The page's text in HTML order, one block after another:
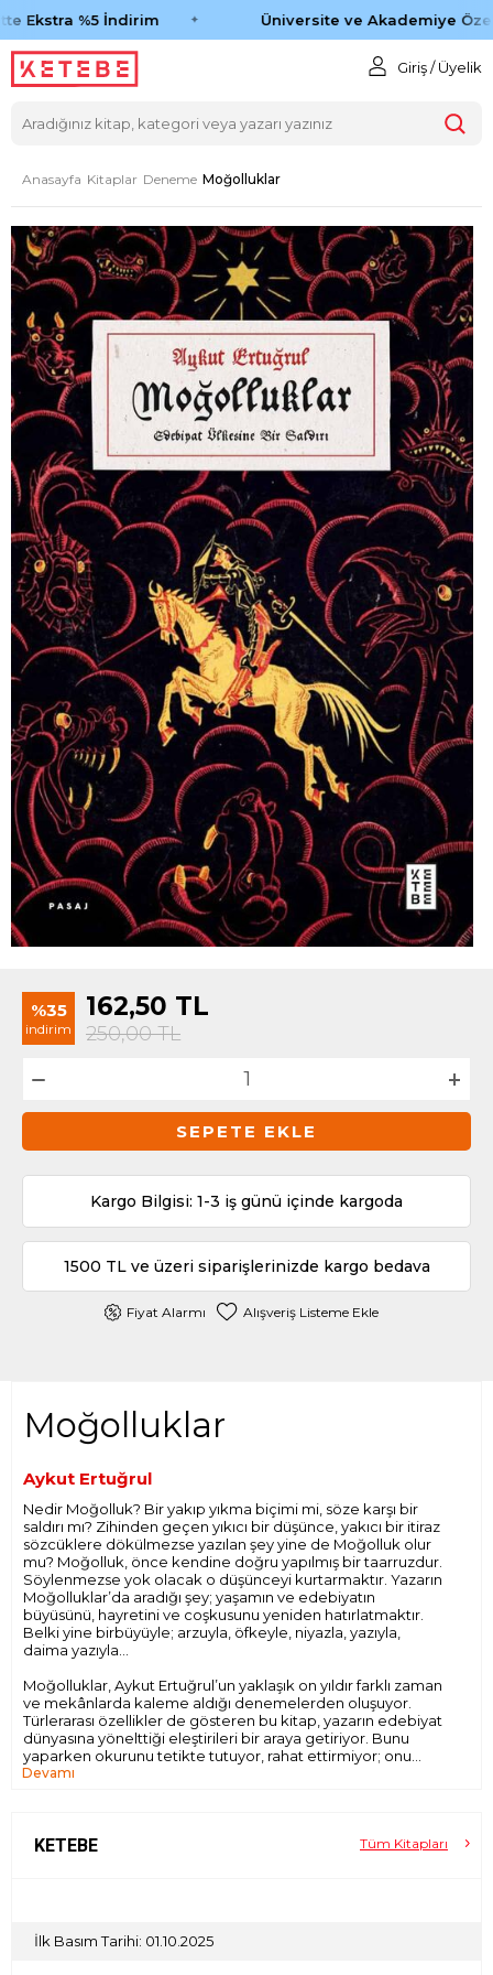
Ekstra %5 İndirim Üniversite ve Akademiye Özel
Giriş / Üyelik
Anasayfa Kitaplar Deneme Moğolluklar
%35
indirim
162,50 TL
250,00TL
SEPETE EKLE
Kargo Bilgisi: 1-3 iş günü içinde kargoda
1500 TL ve üzeri siparişlerinizde kargo bedava
Fiyat Alarmı Alışveriş Listeme Ekle
Moğolluklar
Aykut Ertuğrul
Nedir Moğolluk? Bir yakıp yıkma biçimi mi, söze karşı bir
saldırı mı? Zihinden geçen yıkıcı bir düşünce, yakıcı bir itiraz
sözcüklere dökülmezse yazılan şey yine de Moğolluk olur
mu? Moğolluk, önce kendine doğru yapılmış bir taarruzdur.
Söylenmezse yok olacak o düşünceyi kurtarmaktır. Yazarın
Moğolluklar’da aradığı şey; yaşamın ve edebiyatın
büyüsünü, hayretini ve coşkusunu yeniden hatırlatmaktır.
Belki yine birbüyüyle; arzuyla, öfkeyle, niyazla, yazıyla,
daima yazıyla...
Moğolluklar, Aykut Ertuğrul’un yaklaşık on yıldır farklı zaman
ve mekânlarda kaleme aldığı denemelerden oluşuyor.
Türlerarası özellikler de gösteren bu kitap, yazarın edebiyat
dünyasına yönelttiği eleştirileri bir araya getiriyor. Bunu
yaparken okurunu tetikte tutuyor, rahat ettirmiyor; onu
edebiyat ülkesine saldırılarında suç ortağı kılıyor.
Devamı
KETEBE Tüm Kitapları
İlk Basım Tarihi: 01.10.2025